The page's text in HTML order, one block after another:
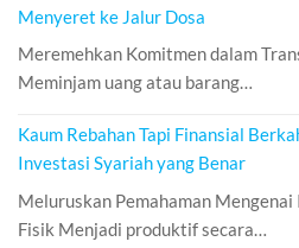
Menyeret ke Jalur Dosa
Meremehkan Komitmen dalam
Meminjam uang atau barang…
Kaum Rebahan Tapi Finansial
Investasi Syariah yang Benar
Meluruskan Pemahaman
Fisik Menjadi produktif secara…